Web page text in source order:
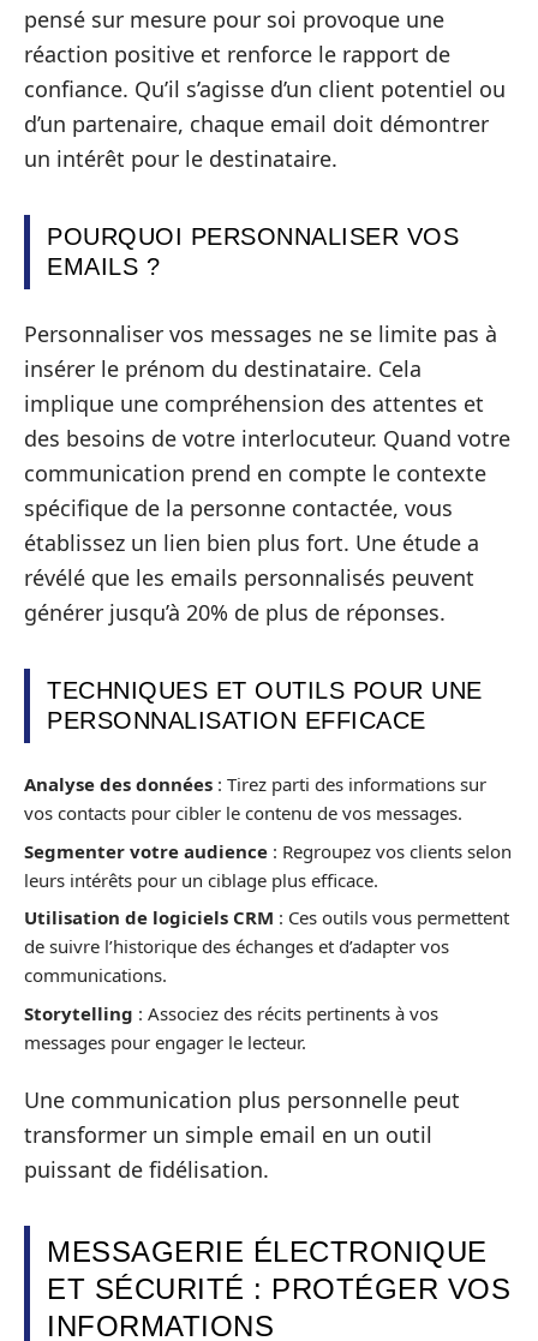
pensé sur mesure pour soi provoque une
réaction positive et renforce le rapport de
confiance. Qu’il s’agisse d’un client potentiel ou
d’un partenaire, chaque email doit démontrer
un intérêt pour le destinataire.
POURQUOI PERSONNALISER VOS
EMAILS ?
Personnaliser vos messages ne se limite pas à
insérer le prénom du destinataire. Cela
implique une compréhension des attentes et
des besoins de votre interlocuteur. Quand votre
communication prend en compte le contexte
spécifique de la personne contactée, vous
établissez un lien bien plus fort. Une étude a
révélé que les emails personnalisés peuvent
générer jusqu’à 20% de plus de réponses.
TECHNIQUES ET OUTILS POUR UNE
PERSONNALISATION EFFICACE
Analyse des données : Tirez parti des informations sur
vos contacts pour cibler le contenu de vos messages.
Segmenter votre audience : Regroupez vos clients selon
leurs intérêts pour un ciblage plus efficace.
Utilisation de logiciels CRM : Ces outils vous permettent
de suivre l’historique des échanges et d’adapter vos
communications.
Storytelling : Associez des récits pertinents à vos
messages pour engager le lecteur.
Une communication plus personnelle peut
transformer un simple email en un outil
puissant de fidélisation.
MESSAGERIE ÉLECTRONIQUE
ET SÉCURITÉ : PROTÉGER VOS
INFORMATIONS